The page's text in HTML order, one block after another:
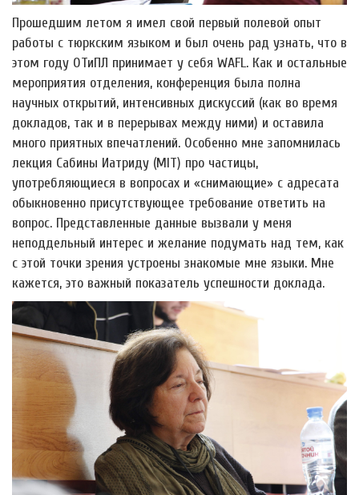
Прошедшим летом я имел свой первый полевой опыт
работы с тюркским языком и был очень рад узнать, что в
этом году ОТиПЛ принимает у себя WAFL. Как и остальные
мероприятия отделения, конференция была полна
научных открытий, интенсивных дискуссий (как во время
докладов, так и в перерывах между ними) и оставила
много приятных впечатлений. Особенно мне запомнилась
лекция Сабины Иатриду (MIT) про частицы,
употребляющиеся в вопросах и «снимающие» с адресата
обыкновенно присутствующее требование ответить на
вопрос. Представленные данные вызвали у меня
неподдельный интерес и желание подумать над тем, как
с этой точки зрения устроены знакомые мне языки. Мне
кажется, это важный показатель успешности доклада.